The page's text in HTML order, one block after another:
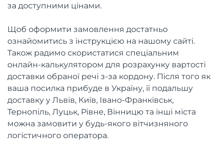
за доступними цінами.
Щоб оформити замовлення достатньо
ознайомитись з інструкцією на нашому сайті.
Також радимо скористатися спеціальним
онлайн-калькулятором для розрахунку вартості
доставки обраної речі з-за кордону. Після того як
ваша посилка прибуде в Україну, її подальшу
доставку у Львів, Київ, Івано-Франківськ,
Тернопіль, Луцьк, Рівне, Вінницю та інші міста
можна замовити у будь-якого вітчизняного
логістичного оператора.